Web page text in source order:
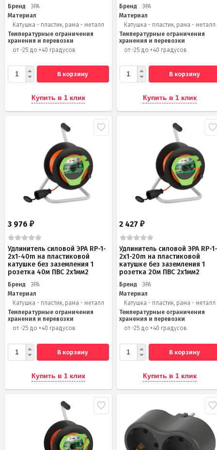
Бренд
ЭРА
Материал
Катушка - пластик, рама - металл
Температурные ограничения
хранения и перевозки
от -25 до +40 градусов
В корзину
Купить в 1 клик
Бренд
ЭРА
Материал
Катушка - пластик, рама - металл
Температурные ограничения
хранения и перевозки
от -25 до +40 градусов
В корзину
Купить в 1 клик
3 976 ₽
Удлинитель силовой ЭРА RP-1-
2x1-40m на пластиковой
катушке без заземления 1
розетка 40м ПВС 2x1мм2
Бренд
ЭРА
Материал
Катушка - пластик, рама - металл
Температурные ограничения
хранения и перевозки
от -25 до +40 градусов
В корзину
Купить в 1 клик
2 427₽
Удлинитель силовой ЭРА RP-
2x1-20m на пластиковой
катушке без заземления 1
розетка 20м ПВС 2х1мм2
Бренд
ЭРА
Материал
Катушка - пластик, рама - металл
Температурные ограничения
хранения и перевозки
от -25 до +40 градусов
В корзину
Купить в 1 клик